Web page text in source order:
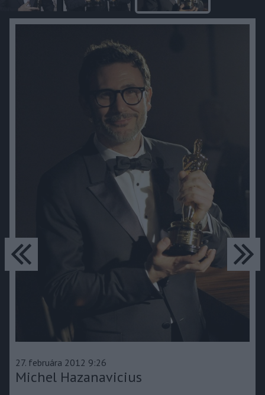
27. februára 2012 9:26
Michel Hazanavicius
predchádzajúce